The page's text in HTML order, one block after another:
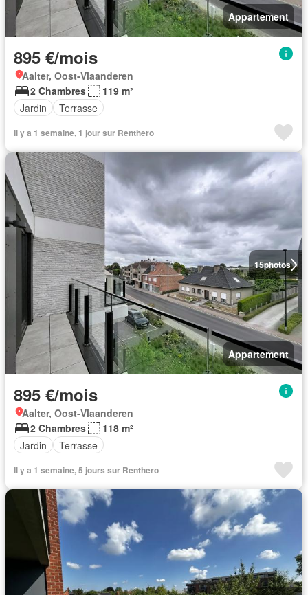
Appartement
895 €/mois
Aalter, Oost-Vlaanderen
2 Chambres
119 m²
Jardin
Terrasse
Il y a 1 semaine, 1 jour sur Renthero
15photos
Appartement
895 €/mois
Aalter, Oost-Vlaanderen
2 Chambres
118 m²
Jardin
Terrasse
Il y a 1 semaine, 5 jours sur Renthero